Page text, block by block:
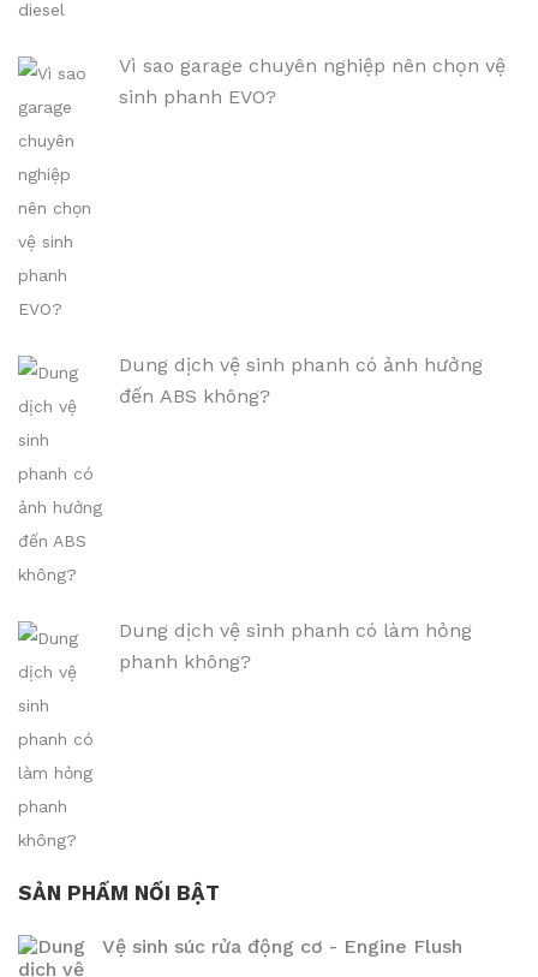
Vì sao garage chuyên nghiệp nên chọn vệ
sinh phanh EVO?
Dung dịch vệ sinh phanh có ảnh hưởng
đến ABS không?
Dung dịch vệ sinh phanh có làm hỏng
phanh không?
SẢN PHẨM NỔI BẬT
Vệ sinh súc rửa động cơ - Engine Flush